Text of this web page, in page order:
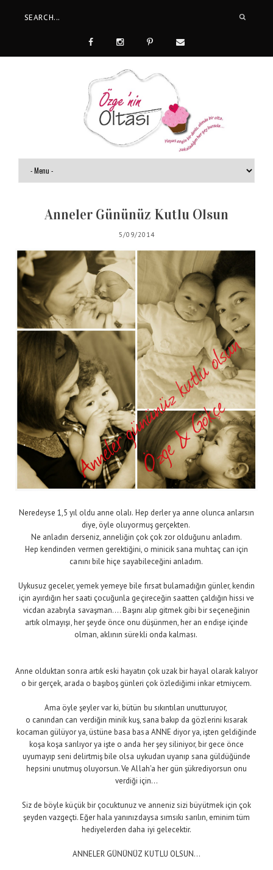
Anneler Gününüz Kutlu Olsun
5/09/2014
Neredeyse 1,5 yıl oldu anne olalı. Hep derler ya anne olunca anlarsın
diye, öyle oluyormuş gerçekten.
Ne anladın derseniz, anneliğin çok çok zor olduğunu anladım.
Hep kendinden vermen gerektiğini, o minicik sana muhtaç can için
canını bile hiçe sayabileceğini anladım.
Uykusuz geceler, yemek yemeye bile fırsat bulamadığın günler, kendin
için ayırdığın her saati çocuğunla geçireceğin saatten çaldığın hissi ve
vicdan azabıyla savaşman.... Başını alıp gitmek gibi bir seçeneğinin
artık olmayışı, her şeyde önce onu düşünmen, her an endişe içinde
olman, aklının sürekli onda kalması.
Anne olduktan sonra artık eski hayatın çok uzak bir hayal olarak kalıyor
o bir gerçek, arada o başıboş günleri çok özlediğimi inkar etmiycem.
Ama öyle şeyler var ki, bütün bu sıkıntıları unutturuyor,
o canından can verdiğin minik kuş, sana bakıp da gözlerini kısarak
kocaman gülüyor ya, üstüne basa basa ANNE diyor ya, işten geldiğinde
koşa koşa sarılıyor ya işte o anda her şey siliniyor, bir gece önce
uyumayıp seni delirtmiş bile olsa uykudan uyanıp sana güldüğünde
hepsini unutmuş oluyorsun. Ve Allah'a her gün şükrediyorsun onu
verdiği için...
Siz de böyle küçük bir çocuktunuz ve anneniz sizi büyütmek için çok
şeyden vazgeçti. Eğer hala yanınızdaysa sımsıkı sarılın, eminim tüm
hediyelerden daha iyi gelecektir.
ANNELER GÜNÜNÜZ KUTLU OLSUN...